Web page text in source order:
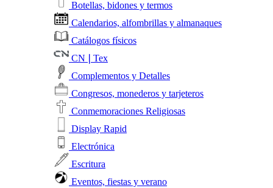
Botellas, bidones y termos
Calendarios, alfombrillas y almanaques
Catálogos físicos
CN❘Tex
Complementos y Detalles
Congresos, monederos y tarjeteros
Conmemoraciones Religiosas
Display Rapid
Electrónica
Escritura
Eventos, fiestas y verano